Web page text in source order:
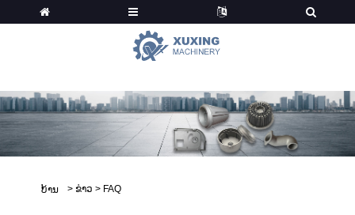
ບ້ານ > ຂ່າວ > FAQ